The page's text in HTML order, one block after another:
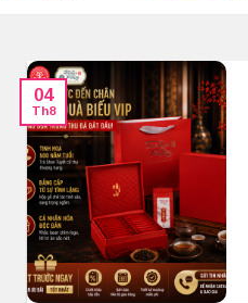
04
Th8